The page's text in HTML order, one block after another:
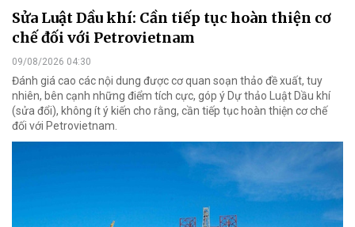
Sửa Luật Dầu khí: Cần tiếp tục hoàn thiện cơ
chế đối với Petrovietnam
09/08/2026 04:30
Đánh giá cao các nội dung được cơ quan soạn thảo đề xuất, tuy
nhiên, bên cạnh những điểm tích cực, góp ý Dự thảo Luật Dầu khí
(sửa đổi), không ít ý kiến cho rằng, cần tiếp tục hoàn thiện cơ chế
đối với Petrovietnam.